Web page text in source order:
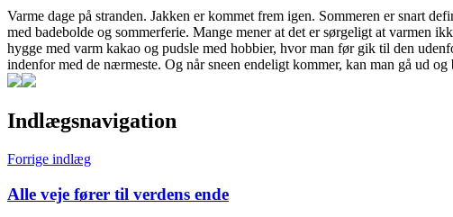
Varme dage på stranden. Jakken er kommet frem igen. Sommeren er snart
med badebolde og sommerferie. Mange mener at det er sørgeligt at varmen
hygge med varm kakao og pudsle med hobbier, hvor man før gik til den
indenfor med de nærmeste. Og når sneen endeligt kommer, kan man gå ud
Indlægsnavigation
Forrige indlæg
Alle veje fører til verdens ende